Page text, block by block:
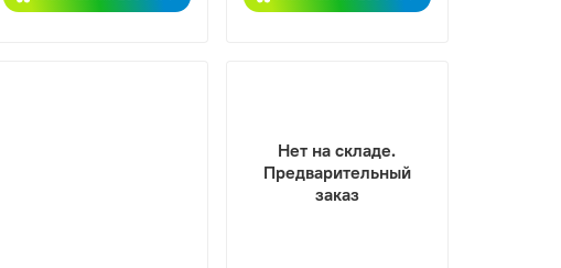
Нет на складе.
Предварительный
заказ